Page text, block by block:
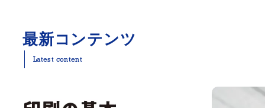
最新コンテンツ
Latest content